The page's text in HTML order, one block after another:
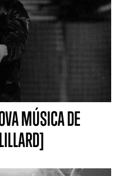
MÚSICA DE